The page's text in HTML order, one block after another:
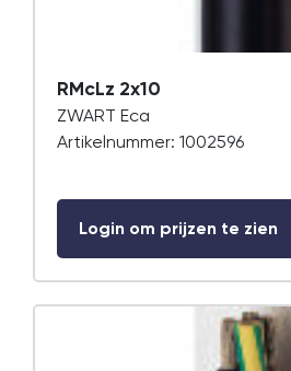
RMcLz 2x10
ZWART Eca
Artikelnummer: 1002596
Login om prijzen te zien